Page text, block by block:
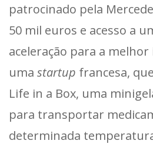
patrocinado pela
50 mil euros e acesso a
aceleração para a melhor
uma startup francesa,
Life in a Box, uma
para transportar
determinada